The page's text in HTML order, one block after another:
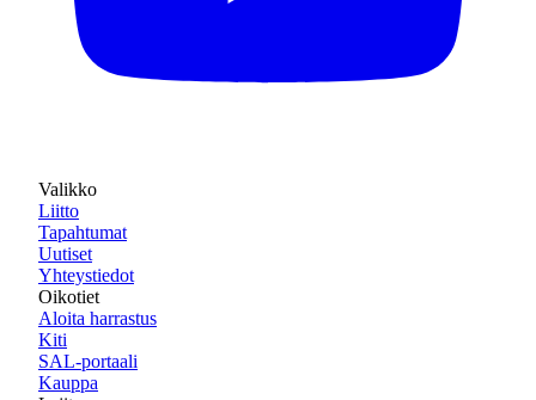
Valikko
Liitto
Tapahtumat
Uutiset
Yhteystiedot
Oikotiet
Aloita harrastus
Kiti
SAL-portaali
Kauppa